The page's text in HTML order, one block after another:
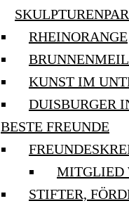
RHEINORANGE
KUNST IM
DUISBURGER
BESTE FREUNDE
MITGLIED
STIFTER,